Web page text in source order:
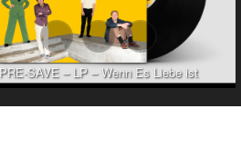
PRE-SAVE – LP – Wenn Es Liebe ist